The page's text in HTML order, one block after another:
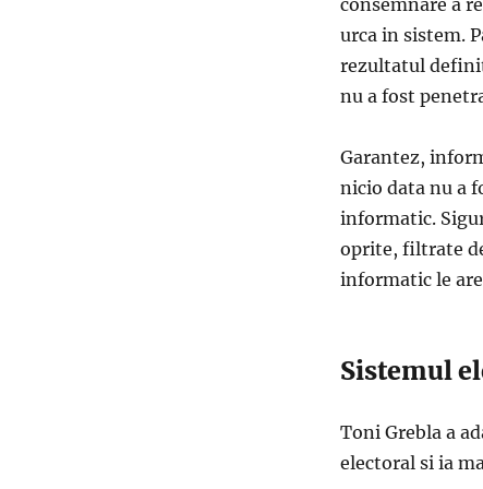
consemnare a
urca in sistem.
rezultatul
nu a fost
Garantez,
nicio data nu a
informatic.
oprite, filtrate
informatic le
Sistemul
Toni Grebla a
electoral si ia